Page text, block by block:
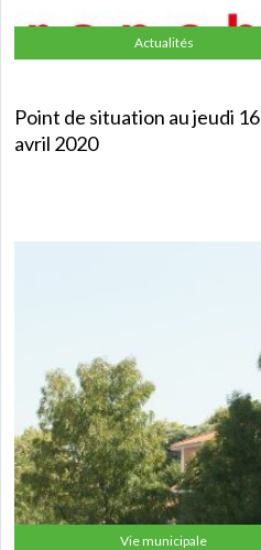
Actualités
Point de situation au jeudi 16
avril 2020
Vie municipale